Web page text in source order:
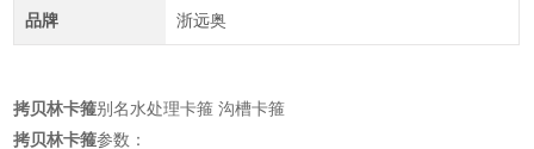
品牌 浙远奥
拷贝林卡箍别名水处理卡箍 沟槽卡箍
拷贝林卡箍参数：